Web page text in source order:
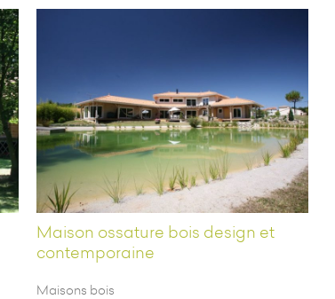
Maison ossature bois design et
contemporaine
Maisons bois